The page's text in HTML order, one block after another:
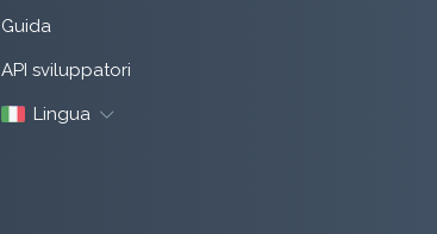
Guida
API sviluppatori
Lingua